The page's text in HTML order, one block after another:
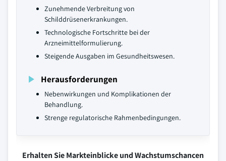
Zunehmende Verbreitung von
Schilddrüsenerkrankungen.
Technologische Fortschritte bei der
Arzneimittelformulierung.
Steigende Ausgaben im Gesundheitswesen.
Herausforderungen
Nebenwirkungen und Komplikationen der
Behandlung.
Strenge regulatorische Rahmenbedingungen.
Erhalten Sie Markteinblicke und Wachstumschancen